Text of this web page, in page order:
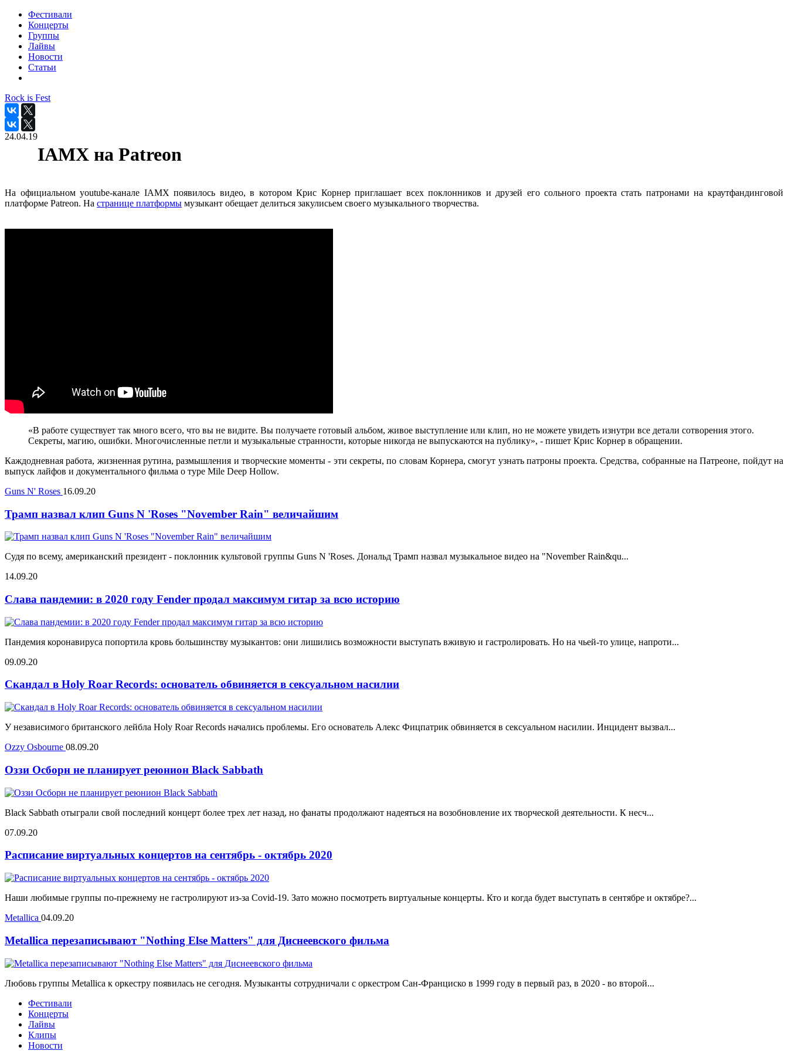
Фестивали
Концерты
Группы
Лайвы
Новости
Статьи
Rock is Fest
24.04.19
IAMX на Patreon
На официальном youtube-канале IAMX появилось видео, в котором Крис Корнер приглашает всех поклонников и друзей его сольного проекта стать патронами на краутфандинговой
платформе Patreon. На странице платформы музыкант обещает делиться закулисьем своего музыкального творчества.
«В работе существует так много всего, что вы не видите. Вы получаете готовый альбом, живое выступление или клип, но не можете увидеть изнутри все детали сотворения этого.
Секреты, магию, ошибки. Многочисленные петли и музыкальные странности, которые никогда не выпускаются на публику», - пишет Крис Корнер в обращении.
Каждодневная работа, жизненная рутина, размышления и творческие моменты - эти секреты, по словам Корнера, смогут узнать патроны проекта. Средства, собранные на Патреоне, пойдут на
выпуск лайфов и документального фильма о туре Mile Deep Hollow.
Guns N' Roses 16.09.20
Трамп назвал клип Guns N 'Roses "November Rain" величайшим
Судя по всему, американский президент - поклонник культовой группы Guns N 'Roses. Дональд Трамп назвал музыкальное видео на "November Rain&qu...
14.09.20
Слава пандемии: в 2020 году Fender продал максимум гитар за всю историю
Пандемия коронавируса попортила кровь большинству музыкантов: они лишились возможности выступать вживую и гастролировать. Но на чьей-то улице, напроти...
09.09.20
Скандал в Holy Roar Records: основатель обвиняется в сексуальном насилии
У независимого британского лейбла Holy Roar Records начались проблемы. Его основатель Алекс Фицпатрик обвиняется в сексуальном насилии. Инцидент вызвал...
Ozzy Osbourne 08.09.20
Оззи Осборн не планирует реюнион Black Sabbath
Black Sabbath отыграли свой последний концерт более трех лет назад, но фанаты продолжают надеяться на возобновление их творческой деятельности. К несч...
07.09.20
Расписание виртуальных концертов на сентябрь - октябрь 2020
Наши любимые группы по-прежнему не гастролируют из-за Covid-19. Зато можно посмотреть виртуальные концерты. Кто и когда будет выступать в сентябре и октябре?...
Metallica 04.09.20
Metallica перезаписывают "Nothing Else Matters" для Диснеевского фильма
Любовь группы Metallica к оркестру появилась не сегодня. Музыканты сотрудничали с оркестром Сан-Франциско в 1999 году в первый раз, в 2020 - во второй...
Фестивали
Концерты
Лайвы
Клипы
Новости